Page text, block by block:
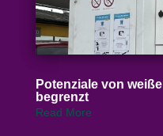
Poten­ziale von
begrenzt
Read More